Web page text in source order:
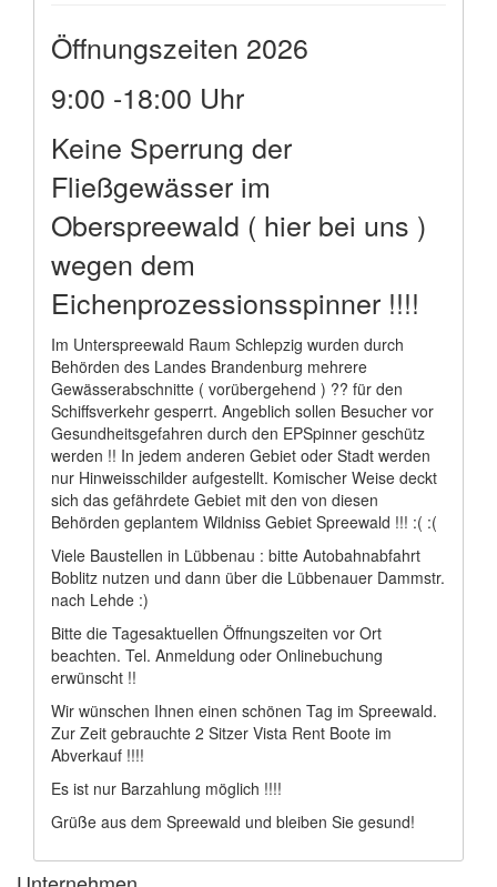
Öffnungszeiten 2026
9:00 -18:00 Uhr
Keine Sperrung der
Fließgewässer im
Oberspreewald ( hier bei uns )
wegen dem
Eichenprozessionsspinner !!!!
Im Unterspreewald Raum Schlepzig wurden durch
Behörden des Landes Brandenburg mehrere
Gewässerabschnitte ( vorübergehend ) ?? für den
Schiffsverkehr gesperrt. Angeblich sollen Besucher vor
Gesundheitsgefahren durch den EPSpinner geschütz
werden !! In jedem anderen Gebiet oder Stadt werden
nur Hinweisschilder aufgestellt. Komischer Weise deckt
sich das gefährdete Gebiet mit den von diesen
Behörden geplantem Wildniss Gebiet Spreewald !!! :( :(
Viele Baustellen in Lübbenau : bitte Autobahnabfahrt
Boblitz nutzen und dann über die Lübbenauer Dammstr.
nach Lehde :)
Bitte die Tagesaktuellen Öffnungszeiten vor Ort
beachten. Tel. Anmeldung oder Onlinebuchung
erwünscht !!
Wir wünschen Ihnen einen schönen Tag im Spreewald.
Zur Zeit gebrauchte 2 Sitzer Vista Rent Boote im
Abverkauf !!!!
Es ist nur Barzahlung möglich !!!!
Grüße aus dem Spreewald und bleiben Sie gesund!